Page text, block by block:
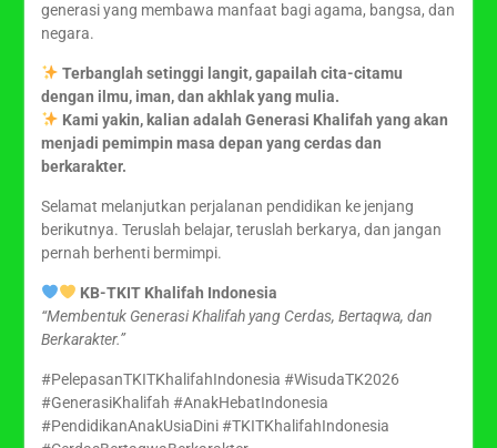
generasi yang membawa manfaat bagi agama, bangsa, dan
negara.
Terbanglah setinggi langit, gapailah cita-citamu
dengan ilmu, iman, dan akhlak yang mulia.
Kami yakin, kalian adalah Generasi Khalifah yang akan
menjadi pemimpin masa depan yang cerdas dan
berkarakter.
Selamat melanjutkan perjalanan pendidikan ke jenjang
berikutnya. Teruslah belajar, teruslah berkarya, dan jangan
pernah berhenti bermimpi.
KB-TKIT Khalifah Indonesia
“Membentuk Generasi Khalifah yang Cerdas, Bertaqwa, dan
Berkarakter.”
#PelepasanTKITKhalifahIndonesia #WisudaTK2026
#GenerasiKhalifah #AnakHebatIndonesia
#PendidikanAnakUsiaDini #TKITKhalifahIndonesia